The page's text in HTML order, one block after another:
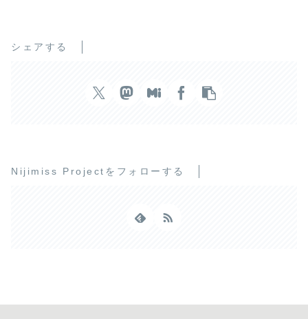
シェアする
Nijimiss Projectをフォローする